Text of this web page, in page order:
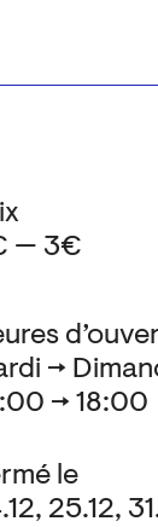
→
→ 18:00
le
25.12,
— 3€